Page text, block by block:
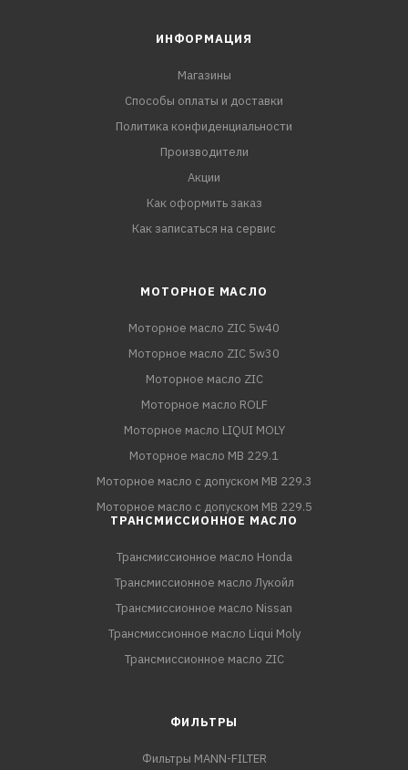
ИНФОРМАЦИЯ
Магазины
Способы оплаты и доставки
Политика конфиденциальности
Производители
Акции
Как оформить заказ
Как записаться на сервис
МОТОРНОЕ МАСЛО
Моторное масло ZIC 5w40
Моторное масло ZIC 5w30
Моторное масло ZIC
Моторное масло ROLF
Моторное масло LIQUI MOLY
Моторное масло MB 229.1
Моторное масло с допуском MB 229.3
Моторное масло с допуском MB 229.5
ТРАНСМИССИОННОЕ МАСЛО
Трансмиссионное масло Honda
Трансмиссионное масло Лукойл
Трансмиссионное масло Nissan
Трансмиссионное масло Liqui Moly
Трансмиссионное масло ZIC
ФИЛЬТРЫ
Фильтры MANN-FILTER